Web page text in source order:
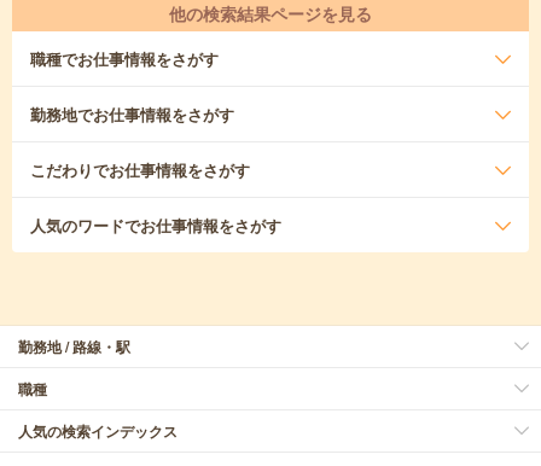
他の検索結果ページを見る
職種でお仕事情報をさがす
勤務地でお仕事情報をさがす
こだわりでお仕事情報をさがす
人気のワードでお仕事情報をさがす
勤務地 / 路線・駅
職種
人気の検索インデックス